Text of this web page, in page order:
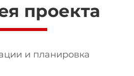
проекта
и планировка